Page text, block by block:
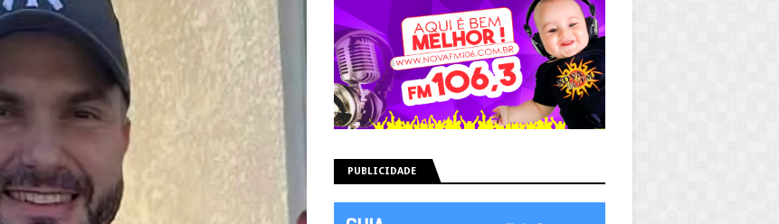
PUBLICIDADE